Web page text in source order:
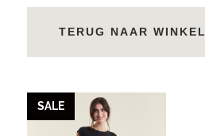
TERUG NAAR WINKEL
SALE